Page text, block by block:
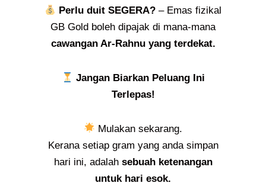
Perlu duit SEGERA? – Emas fizikal
GB Gold boleh dipajak di mana-mana
cawangan Ar-Rahnu yang terdekat.
Jangan Biarkan Peluang Ini
Terlepas!
Mulakan sekarang.
Kerana setiap gram yang anda simpan
hari ini, adalah sebuah ketenangan
untuk hari esok.